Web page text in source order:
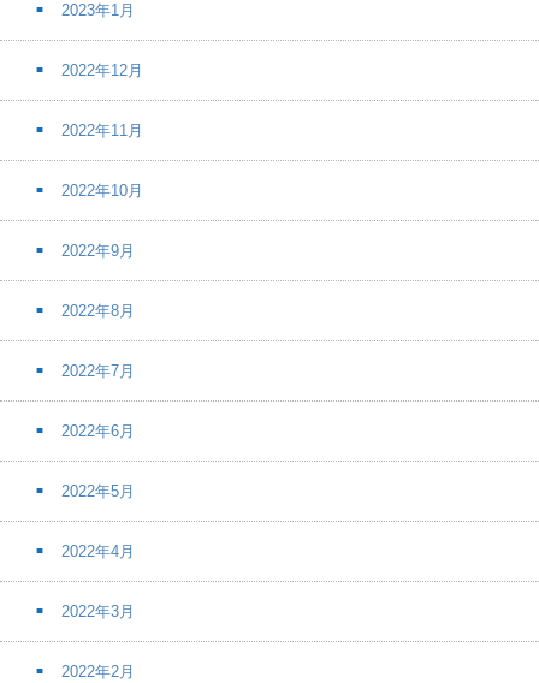
2023年1月
2022年12月
2022年11月
2022年10月
2022年9月
2022年8月
2022年7月
2022年6月
2022年5月
2022年4月
2022年3月
2022年2月